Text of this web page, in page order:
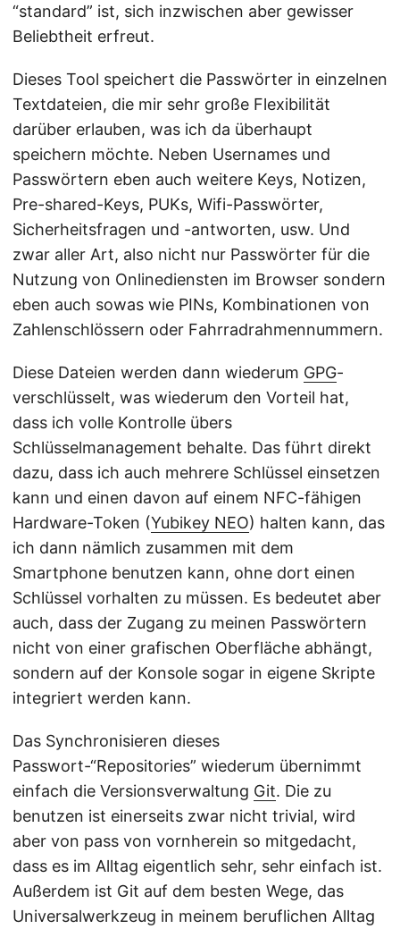
“standard” ist, sich inzwischen aber gewisser
Beliebtheit erfreut.
Dieses Tool speichert die Passwörter in einzelnen
Textdateien, die mir sehr große Flexibilität
darüber erlauben, was ich da überhaupt
speichern möchte. Neben Usernames und
Passwörtern eben auch weitere Keys, Notizen,
Pre-shared-Keys, PUKs, Wifi-Passwörter,
Sicherheitsfragen und -antworten, usw. Und
zwar aller Art, also nicht nur Passwörter für die
Nutzung von Onlinediensten im Browser sondern
eben auch sowas wie PINs, Kombinationen von
Zahlenschlössern oder Fahrradrahmennummern.
Diese Dateien werden dann wiederum GPG-
verschlüsselt, was wiederum den Vorteil hat,
dass ich volle Kontrolle übers
Schlüsselmanagement behalte. Das führt direkt
dazu, dass ich auch mehrere Schlüssel einsetzen
kann und einen davon auf einem NFC-fähigen
Hardware-Token (Yubikey NEO) halten kann, das
ich dann nämlich zusammen mit dem
Smartphone benutzen kann, ohne dort einen
Schlüssel vorhalten zu müssen. Es bedeutet aber
auch, dass der Zugang zu meinen Passwörtern
nicht von einer grafischen Oberfläche abhängt,
sondern auf der Konsole sogar in eigene Skripte
integriert werden kann.
Das Synchronisieren dieses
Passwort-“Repositories” wiederum übernimmt
einfach die Versionsverwaltung Git. Die zu
benutzen ist einerseits zwar nicht trivial, wird
aber von pass von vornherein so mitgedacht,
dass es im Alltag eigentlich sehr, sehr einfach ist.
Außerdem ist Git auf dem besten Wege, das
Universalwerkzeug in meinem beruflichen Alltag